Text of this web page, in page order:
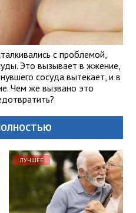
с проблемой,
Это вызывает в жжение,
сосуда вытекает, и в
Чем же вызвано это
ЛУЧШЕЕ